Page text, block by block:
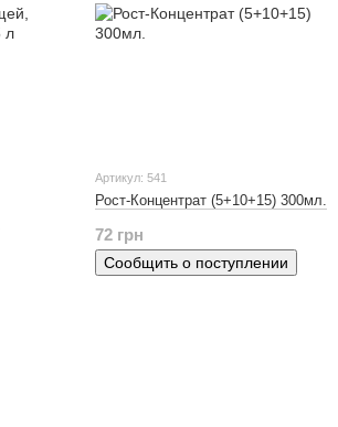
Артикул: 541
Рост-Концентрат (5+10+15) 300мл.
72 грн
Сообщить о поступлении